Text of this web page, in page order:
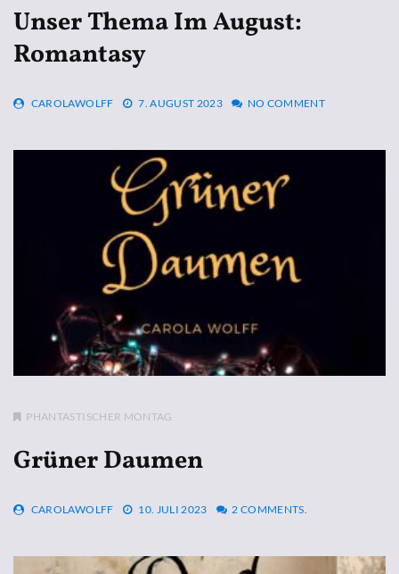
Unser Thema Im August:
Romantasy
CAROLAWOLFF 7. AUGUST 2023 NO COMMENT
PHANTASTISCHER MONTAG
Grüner Daumen
CAROLAWOLFF 10. JULI 2023 2 COMMENTS.